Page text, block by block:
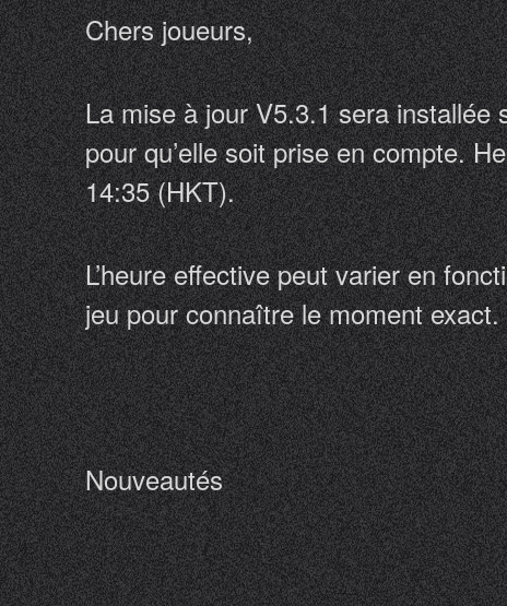
Chers joueurs,
La mise à jour V5.3.1 sera
pour qu’elle soit prise en compte.
14:35 (HKT).
L’heure effective peut varier en
jeu pour connaître le moment
Nouveautés